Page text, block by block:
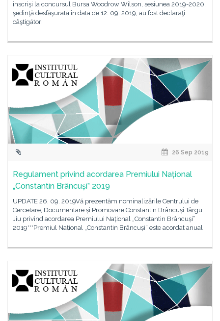
înscrişi la concursul Bursa Woodrow Wilson, sesiunea 2019-2020,
şedinţă desfăşurată în data de 12. 09. 2019, au fost declaraţi
câştigători
26 Sep 2019
Regulament privind acordarea Premiului Național
„Constantin Brâncuși” 2019
UPDATE 26. 09. 2019Vă prezentăm nominalizările Centrului de
Cercetare, Documentare și Promovare Constantin Brâncuși Târgu
Jiu privind acordarea Premiului Național „Constantin Brâncuși”
2019***Premiul Național „Constantin Brâncuși” este acordat anual